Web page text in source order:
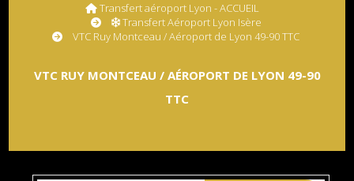
Transfert aéroport Lyon - ACCUEIL
Transfert Aéroport Lyon Isère
VTC Ruy Montceau / Aéroport de Lyon 49-90 TTC
VTC RUY MONTCEAU / AÉROPORT DE LYON 49-90
TTC